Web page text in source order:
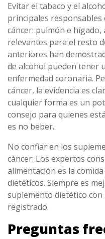
Evitar el tabaco y el
principales responsables
cáncer: pulmón e hígado,
relevantes para el resto
anteriores han
de alcohol pueden tener
enfermedad coronaria.
cáncer, la evidencia es
cualquier forma es un
consejo para quienes
es no beber.
No confiar en los
cáncer: Los expertos
alimentación es la
dietéticos. Siempre es
suplemento dietético
registrado.
Preguntas